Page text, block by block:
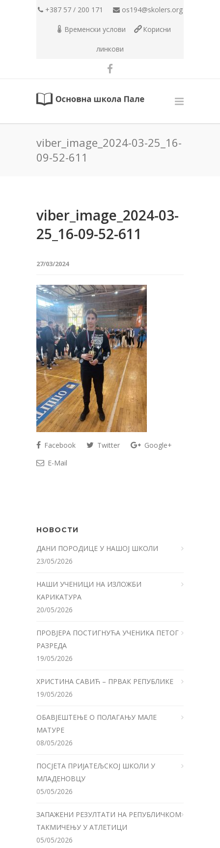
+387 57 / 200 171 os194@skolers.org
Временски услови Корисни
линкови
viber_image_2024-03-25_16-
09-52-611
viber_image_2024-03-
25_16-09-52-611
27/03/2024
Facebook Twitter
Google+
E-Mail
НОВОСТИ
ДАНИ ПОРОДИЦЕ У НАШОЈ ШКОЛИ
23/05/2026
НАШИ УЧЕНИЦИ НА ИЗЛОЖБИ
КАРИКАТУРА
20/05/2026
ПРОВЈЕРА ПОСТИГНУЋА УЧЕНИКА ПЕТОГ
РАЗРЕДА
19/05/2026
ХРИСТИНА САВИЋ – ПРВАК РЕПУБЛИКЕ
19/05/2026
ОБАВЈЕШТЕЊЕ О ПОЛАГАЊУ МАЛЕ
МАТУРЕ
08/05/2026
ПОСЈЕТА ПРИЈАТЕЉСКОЈ ШКОЛИ У
МЛАДЕНОВЦУ
05/05/2026
ЗАПАЖЕНИ РЕЗУЛТАТИ НА РЕПУБЛИЧКОМ
ТАКМИЧЕЊУ У АТЛЕТИЦИ
05/05/2026